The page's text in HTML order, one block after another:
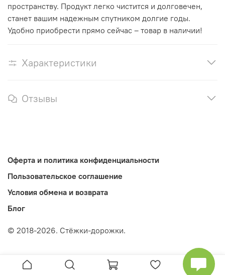
пространству. Продукт легко чистится и долговечен,
станет вашим надежным спутником долгие годы.
Удобно приобрести прямо сейчас – товар в наличии!
Характеристики
Отзывы
Оферта и политика конфиденциальности
Пользовательское соглашение
Условия обмена и возврата
Блог
© 2018-2026. Стёжки-дорожки.